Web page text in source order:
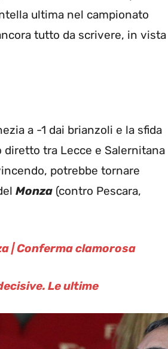
ultima nel campionato
tutto da scrivere, in vista
a -1 dai brianzoli e la sfida
tra Lecce e Salernitana
potrebbe tornare
Monza (contro Pescara,
| Conferma clamorosa
Le ultime